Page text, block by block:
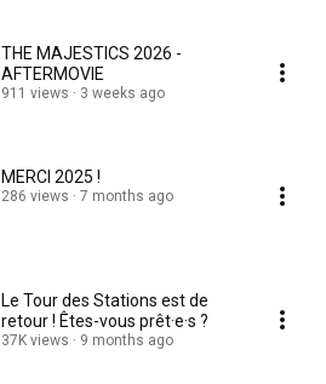
THE MAJESTICS 2026 -
AFTERMOVIE
911 views 3 weeks ago
MERCI 2025 !
286 views 7 months ago
Le Tour des Stations est de
retour ! Êtes-vous prêt·e·s ?
37K views 9 months ago